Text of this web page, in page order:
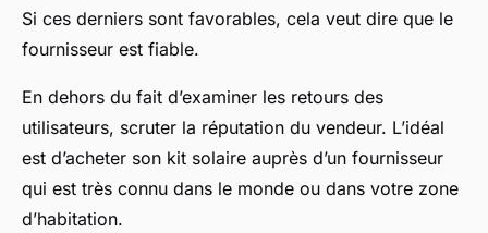
Si ces derniers sont favorables, cela veut dire que le
fournisseur est fiable.
En dehors du fait d’examiner les retours des
utilisateurs, scruter la réputation du vendeur. L’idéal
est d’acheter son kit solaire auprès d’un fournisseur
qui est très connu dans le monde ou dans votre zone
d’habitation.